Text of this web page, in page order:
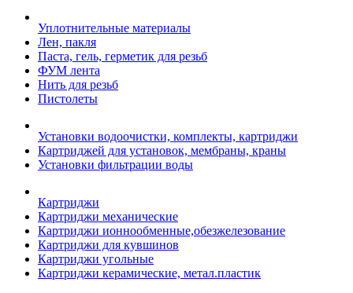
Уплотнительные материалы
Лен, пакля
Паста, гель, герметик для резьб
ФУМ лента
Нить для резьб
Пистолеты
Установки водоочистки, комплекты, картриджи
Картриджей для установок, мембраны, краны
Установки фильтрации воды
Картриджи
Картриджи механические
Картриджи ионнообменные,обезжелезование
Картриджи для кувшинов
Картриджи угольные
Картриджи керамические, метал.пластик